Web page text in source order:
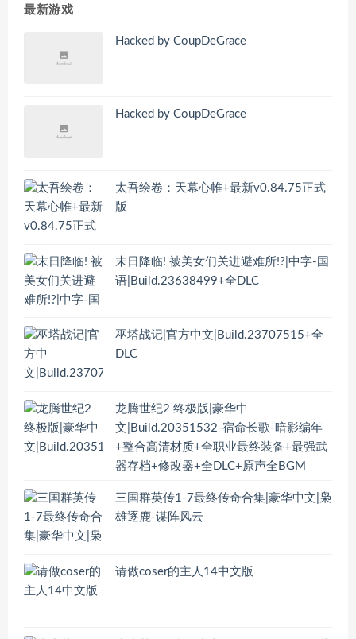
最新游戏
Hacked by CoupDeGrace
Hacked by CoupDeGrace
太吾绘卷：天幕心帷+最新v0.84.75正式
版
末日降临! 被美女们关进避难所!?|中字-国
语|Build.23638499+全DLC
巫塔战记|官方中文|Build.23707515+全
DLC
龙腾世纪2 终极版|豪华中
文|Build.20351532-宿命长歌-暗影编年
+整合高清材质+全职业最终装备+最强武
器存档+修改器+全DLC+原声全BGM
三国群英传1-7最终传奇合集|豪华中文|枭
雄逐鹿-谋阵风云
请做coser的主人14中文版